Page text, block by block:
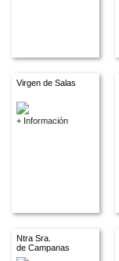
Virgen de Salas
+ Información
Ntra Sra.
de Campanas